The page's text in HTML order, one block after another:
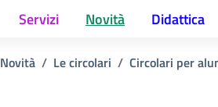
Servizi Novità Didattica
Novità Le circolari Circolari per